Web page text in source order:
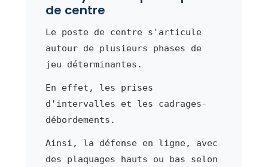
de centre
Le poste de centre s'articule
autour de plusieurs phases de
jeu déterminantes.
En effet, les prises
d'intervalles et les cadrages-
débordements.
Ainsi, la défense en ligne, avec
des plaquages hauts ou bas selon